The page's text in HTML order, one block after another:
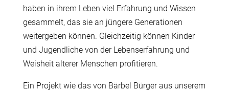
haben in ihrem Leben viel Erfahrung und Wissen
gesammelt, das sie an jüngere Generationen
weitergeben können. Gleichzeitig können Kinder
und Jugendliche von der Lebenserfahrung und
Weisheit älterer Menschen profitieren.
Ein Projekt wie das von Bärbel Bürger aus unserem